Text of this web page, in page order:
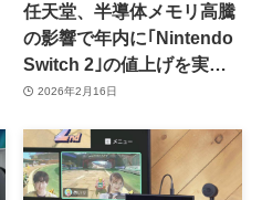
任天堂、半導体メモリ高騰
の影響で年内に｢Nintendo
Switch 2｣の値上げを実施
か｜ソニーは次世代
検討との情報も
2026年2月16日